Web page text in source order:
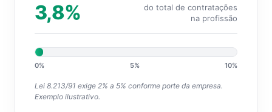
3,8%
do total de contratações
na profissão
0% 5% 10%
Lei 8.213/91 exige 2% a 5% conforme porte da empresa.
Exemplo ilustrativo.